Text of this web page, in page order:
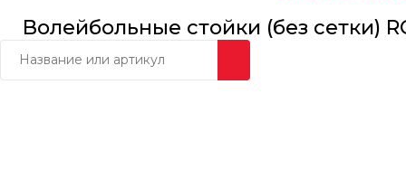
Волейбольные стойки (без сетки)